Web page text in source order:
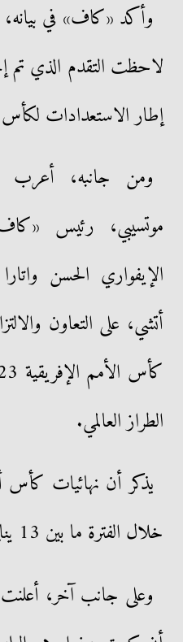
وأكد «كاف» في بيانه،
لاحظت التقدم الذي تم
إطار الاستعدادات لكأس
ومن جانبه، أعرب
موتسيبي، رئيس
الإيفواري الحسن
أتشي، على التعاون
الطراز العالمي.
يذكر أن نهائيات كأس
خلال الفترة ما بين 13 يناير إلى 11 فبراير 2024.
وعلى جانب آخر، أعلنت